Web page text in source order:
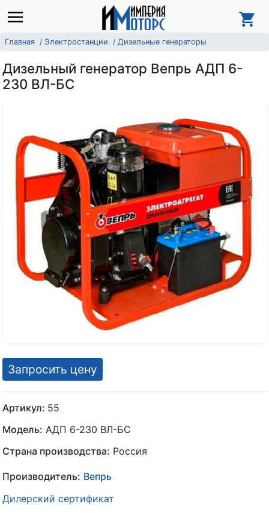
Главная Электростанции Дизельные генераторы
Дизельный генератор Вепрь АДП 6-
230 ВЛ-БС
Запросить цену
Артикул: 55
Модель: АДП 6-230 ВЛ-БС
Страна производства: Россия
Производитель: Вепрь
Дилерский сертификат